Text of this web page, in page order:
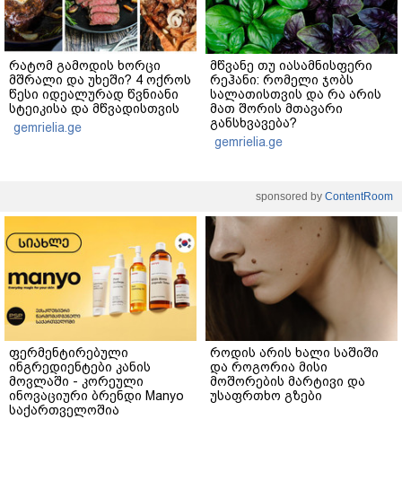
რატომ გამოდის ხორცი
მშრალი და უხეში? 4 ოქროს
წესი იდეალურად წვნიანი
სტეიკისა და მწვადისთვის
gemrielia.ge
მწვანე თუ იასამნისფერი
რეჰანი: რომელი ჯობს
სალათისთვის და რა არის
მათ შორის მთავარი
განსხვავება?
gemrielia.ge
sponsored by ContentRoom
ფერმენტირებული
ინგრედიენტები კანის
მოვლაში - კორეული
ინოვაციური ბრენდი Manyo
საქართველოშია
როდის არის ხალი საშიში
და როგორია მისი
მოშორების მარტივი და
უსაფრთხო გზები